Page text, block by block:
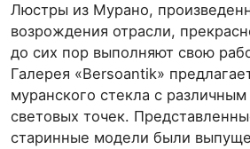
Люстры из Мурано,
возрождения отрасли,
до сих пор выполняют свою
Галерея «Bersoantik»
муранского стекла с
световых точек.
старинные модели были